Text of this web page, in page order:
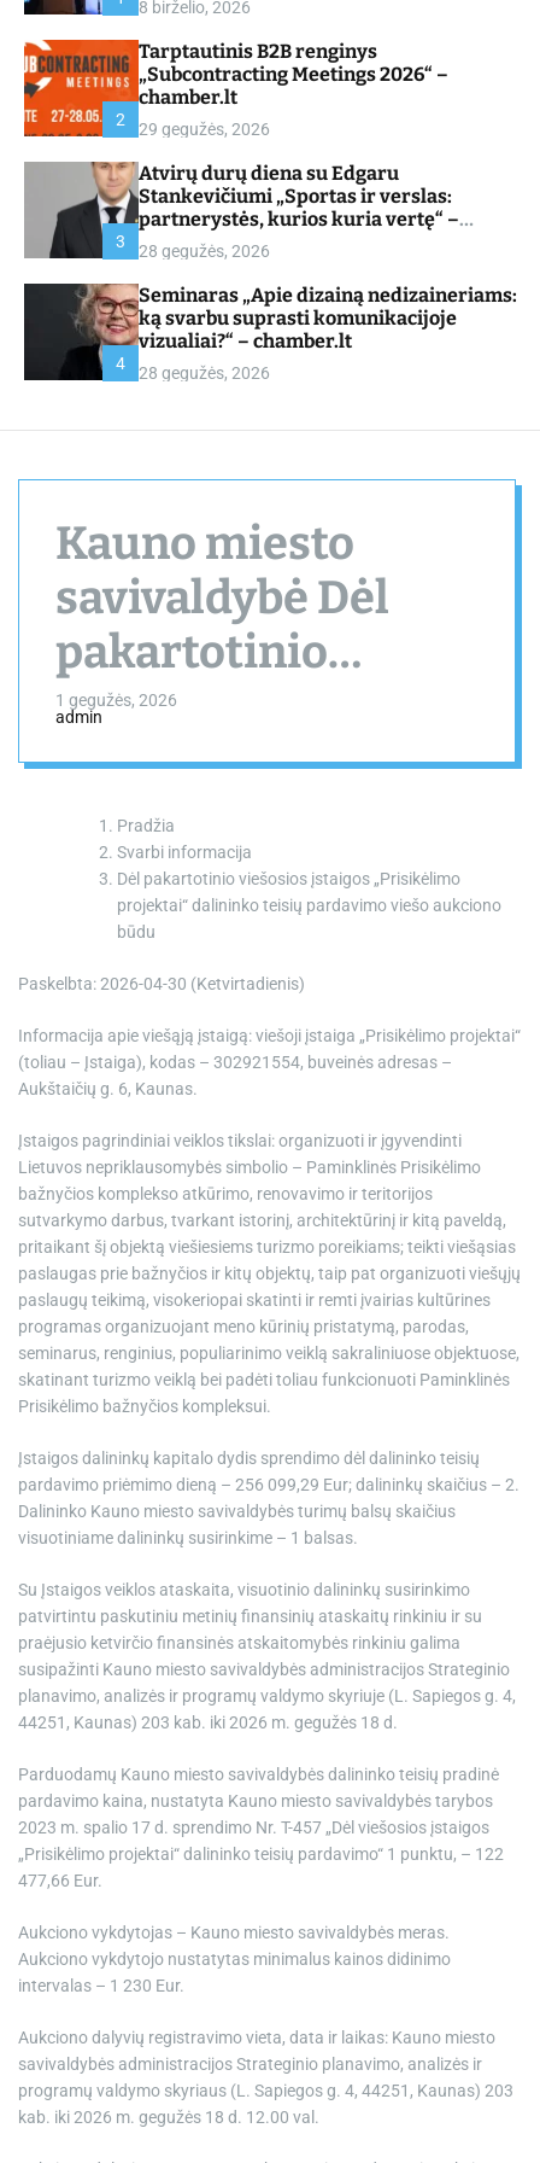
8 birželio, 2026
2
Tarptautinis B2B renginys
„Subcontracting Meetings 2026“ –
chamber.lt
29 gegužės, 2026
3
Atvirų durų diena su Edgaru
Stankevičiumi „Sportas ir verslas:
partnerystės, kurios kuria vertę“ –
chamber.lt
28 gegužės, 2026
4
Seminaras „Apie dizainą nedizaineriams:
ką svarbu suprasti komunikacijoje
vizualiai?“ – chamber.lt
28 gegužės, 2026
Kauno miesto
savivaldybė Dėl
pakartotinio
viešosios įstaigos
„Prisikėlimo
projektai“
dalininko teisių
pardavimo viešo
aukciono būdu
1 gegužės, 2026
admin
Pradžia
Svarbi informacija
Dėl pakartotinio viešosios įstaigos „Prisikėlimo
projektai“ dalininko teisių pardavimo viešo aukciono
būdu
Paskelbta: 2026-04-30 (Ketvirtadienis)
Informacija apie viešąją įstaigą: viešoji įstaiga „Prisikėlimo projektai“
(toliau – Įstaiga), kodas – 302921554, buveinės adresas –
Aukštaičių g. 6, Kaunas.
Įstaigos pagrindiniai veiklos tikslai: organizuoti ir įgyvendinti
Lietuvos nepriklausomybės simbolio – Paminklinės Prisikėlimo
bažnyčios komplekso atkūrimo, renovavimo ir teritorijos
sutvarkymo darbus, tvarkant istorinį, architektūrinį ir kitą paveldą,
pritaikant šį objektą viešiesiems turizmo poreikiams; teikti viešąsias
paslaugas prie bažnyčios ir kitų objektų, taip pat organizuoti viešųjų
paslaugų teikimą, visokeriopai skatinti ir remti įvairias kultūrines
programas organizuojant meno kūrinių pristatymą, parodas,
seminarus, renginius, populiarinimo veiklą sakraliniuose objektuose,
skatinant turizmo veiklą bei padėti toliau funkcionuoti Paminklinės
Prisikėlimo bažnyčios kompleksui.
Įstaigos dalininkų kapitalo dydis sprendimo dėl dalininko teisių
pardavimo priėmimo dieną – 256 099,29 Eur; dalininkų skaičius – 2.
Dalininko Kauno miesto savivaldybės turimų balsų skaičius
visuotiniame dalininkų susirinkime – 1 balsas.
Su Įstaigos veiklos ataskaita, visuotinio dalininkų susirinkimo
patvirtintu paskutiniu metinių finansinių ataskaitų rinkiniu ir su
praėjusio ketvirčio finansinės atskaitomybės rinkiniu galima
susipažinti Kauno miesto savivaldybės administracijos Strateginio
planavimo, analizės ir programų valdymo skyriuje (L. Sapiegos g. 4,
44251, Kaunas) 203 kab. iki 2026 m. gegužės 18 d.
Parduodamų Kauno miesto savivaldybės dalininko teisių pradinė
pardavimo kaina, nustatyta Kauno miesto savivaldybės tarybos
2023 m. spalio 17 d. sprendimo Nr. T-457 „Dėl viešosios įstaigos
„Prisikėlimo projektai“ dalininko teisių pardavimo“ 1 punktu, – 122
477,66 Eur.
Aukciono vykdytojas – Kauno miesto savivaldybės meras.
Aukciono vykdytojo nustatytas minimalus kainos didinimo
intervalas – 1 230 Eur.
Aukciono dalyvių registravimo vieta, data ir laikas: Kauno miesto
savivaldybės administracijos Strateginio planavimo, analizės ir
programų valdymo skyriaus (L. Sapiegos g. 4, 44251, Kaunas) 203
kab. iki 2026 m. gegužės 18 d. 12.00 val.